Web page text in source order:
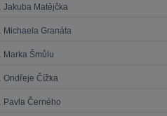
Matějčka
Granáta
Šmůlu
Čížka
Černého